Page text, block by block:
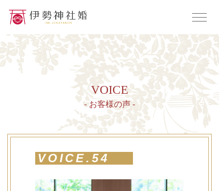
VOICE
- お客様の声 -
VOICE.54